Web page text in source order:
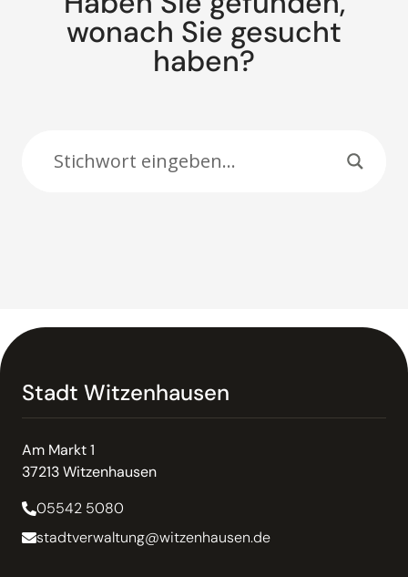
wonach Sie gesucht
haben?
Stadt Witzenhausen
Am Markt 1
37213 Witzenhausen
05542 5080
stadtverwaltung@witzenhausen.de